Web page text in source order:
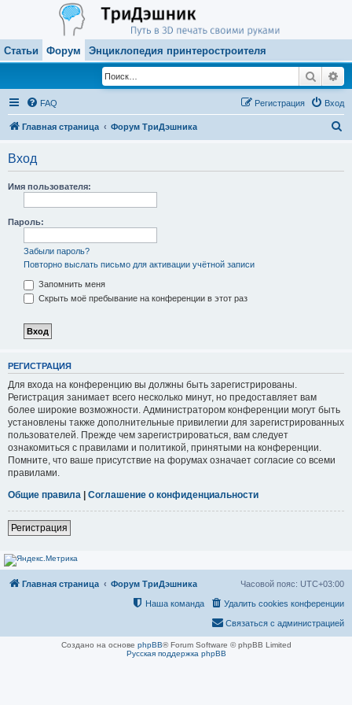
Статьи Форум Энциклопедия принтеростроителя
Поиск
FAQ Вход
Регистрация
Главная страница Форум ТриДэшника
Вход
Имя пользователя:
Пароль:
Забыли пароль?
Повторно выслать письмо для активации учётной записи
Запомнить меня
Скрыть моё пребывание на конференции в этот раз
РЕГИСТРАЦИЯ
Для входа на конференцию вы должны быть зарегистрированы.
Регистрация занимает всего несколько минут, но предоставляет вам
более широкие возможности. Администратором конференции могут быть
установлены также дополнительные привилегии для зарегистрированных
пользователей. Прежде чем зарегистрироваться, вам следует
ознакомиться с правилами и политикой, принятыми на конференции.
Помните, что ваше присутствие на форумах означает согласие со всеми
правилами.
Общие правила | Соглашение о конфиденциальности
Регистрация
Главная страница Форум ТриДэшника Часовой пояс: UTC+03:00
Удалить cookies конференции
Наша команда
Связаться с администрацией
Создано на основе phpBB® Forum Software © phpBB Limited
Русская поддержка phpBB